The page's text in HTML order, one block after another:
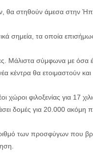
θα στηθούν άμεσα στην
σημεία, τα οποία
Μάλιστα σύμφωνα με όσα
κέντρα θα ετοιμαστούν
χώροι φιλοξενίας για 17
δομές για 20.000 ακόμη
των προσφύγων που